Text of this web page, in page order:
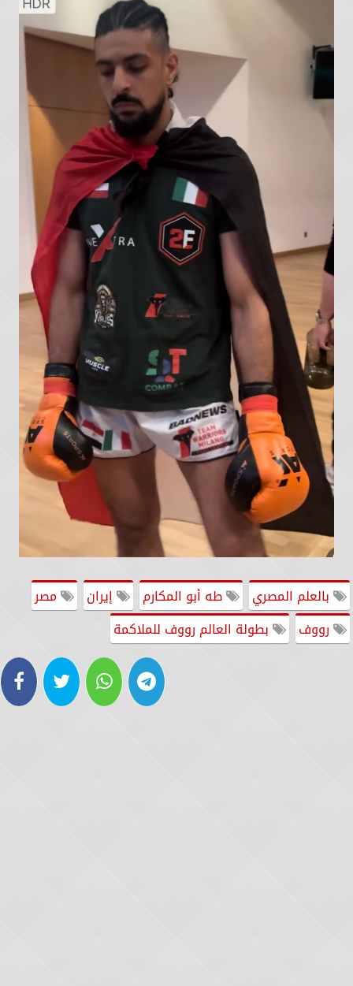
بالعلم المصري طه أبو المكارم إيران
مصر
رووف
بطولة العالم رووف للملاكمة